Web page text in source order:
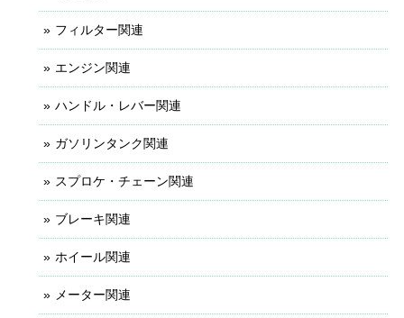
フィルター関連
エンジン関連
ハンドル・レバー関連
ガソリンタンク関連
スプロケ・チェーン関連
ブレーキ関連
ホイール関連
メーター関連